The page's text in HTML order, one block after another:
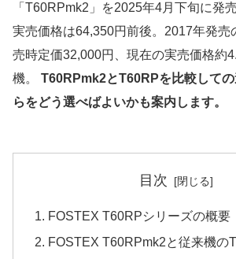
「T60RPmk2」を2025年4月下旬に発
実売価格は64,350円前後。2017年発売
売時定価32,000円、現在の実売価格約
機。
T60RPmk2とT60RPを比較して
らをどう選べばよいかも案内します。
目次
FOSTEX T60RPシリーズの概要
FOSTEX T60RPmk2と従来機の